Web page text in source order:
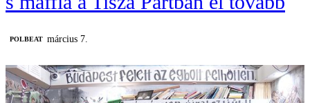
‎POLBEAT március 7.